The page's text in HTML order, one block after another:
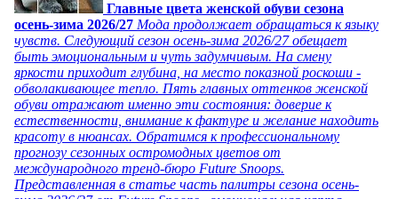
Главные цвета женской обуви сезона
осень-зима 2026/27 Мода продолжает обращаться к языку
чувств. Следующий сезон осень-зима 2026/27 обещает
быть эмоциональным и чуть задумчивым. На смену
яркости приходит глубина, на место показной роскоши -
обволакивающее тепло. Пять главных оттенков женской
обуви отражают именно эти состояния: доверие к
естественности, внимание к фактуре и желание находить
красоту в нюансах. Обратимся к профессиональному
прогнозу сезонных остромодных цветов от
международного тренд-бюро Future Snoops.
Представленная в статье часть палитры сезона осень-